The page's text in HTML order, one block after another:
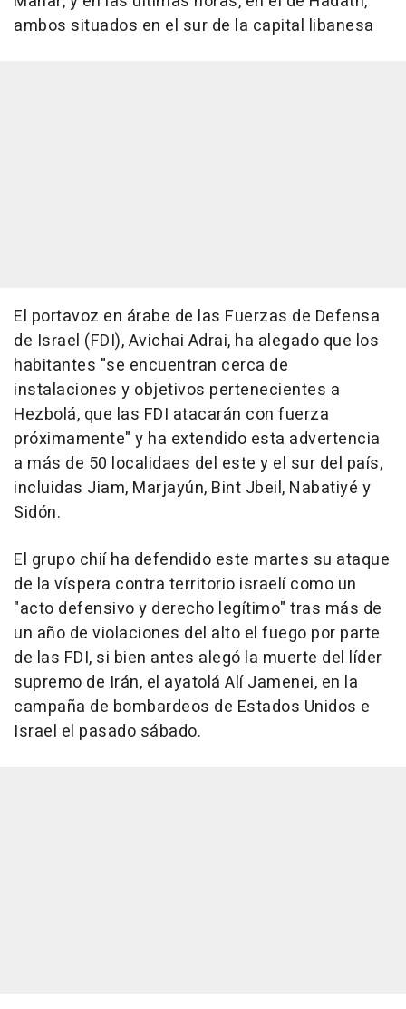
ambos situados en el sur de la capital libanesa
El portavoz en árabe de las Fuerzas de Defensa
de Israel (FDI), Avichai Adrai, ha alegado que los
habitantes "se encuentran cerca de
instalaciones y objetivos pertenecientes a
Hezbolá, que las FDI atacarán con fuerza
próximamente" y ha extendido esta advertencia
a más de 50 localidaes del este y el sur del país,
incluidas Jiam, Marjayún, Bint Jbeil, Nabatiyé y
Sidón.
El grupo chií ha defendido este martes su ataque
de la víspera contra territorio israelí como un
"acto defensivo y derecho legítimo" tras más de
un año de violaciones del alto el fuego por parte
de las FDI, si bien antes alegó la muerte del líder
supremo de Irán, el ayatolá Alí Jamenei, en la
campaña de bombardeos de Estados Unidos e
Israel el pasado sábado.